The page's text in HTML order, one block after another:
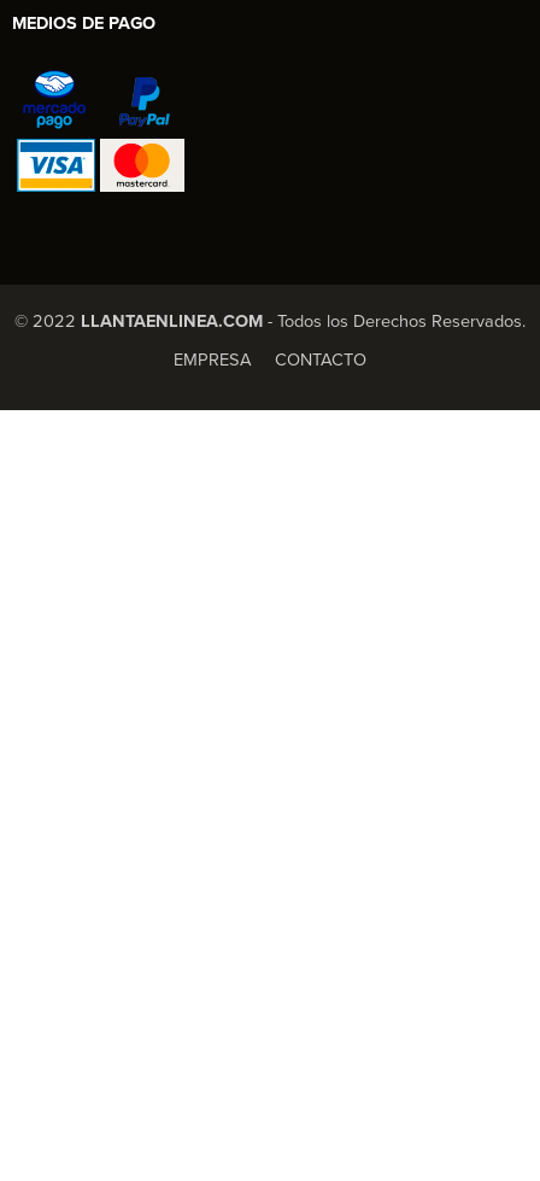
MEDIOS DE PAGO
© 2022 LLANTAENLINEA.COM - Todos los Derechos Reservados.
EMPRESA
CONTACTO